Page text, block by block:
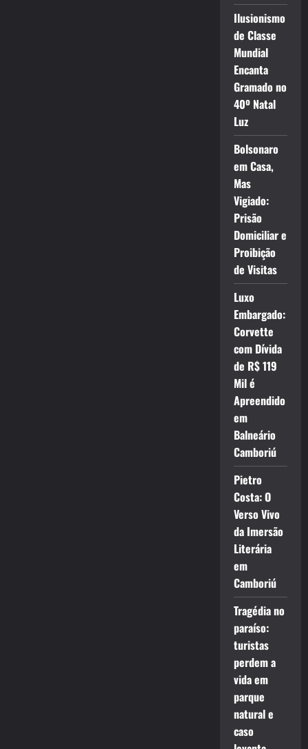
Ilusionismo
de Classe
Mundial
Encanta
Gramado no
40º Natal
Luz
Bolsonaro
em Casa,
Mas
Vigiado:
Prisão
Domiciliar e
Proibição
de Visitas
Luxo
Embargado:
Corvette
com Dívida
de R$ 119
Mil é
Apreendido
em
Balneário
Camboriú
Pietro
Costa: O
Verso Vivo
da Imersão
Literária
em
Camboriú
Tragédia no
paraíso:
turistas
perdem a
vida em
parque
natural e
caso